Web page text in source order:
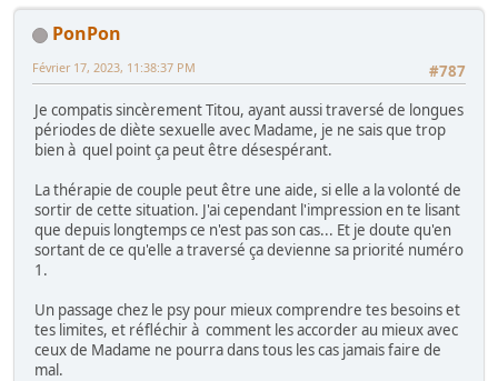
PonPon
#787
Février 17, 2023, 11:38:37 PM
Je compatis sincèrement Titou, ayant aussi traversé de longues
périodes de diète sexuelle avec Madame, je ne sais que trop
bien à quel point ça peut être désespérant.
La thérapie de couple peut être une aide, si elle a la volonté de
sortir de cette situation. J'ai cependant l'impression en te lisant
que depuis longtemps ce n'est pas son cas... Et je doute qu'en
sortant de ce qu'elle a traversé ça devienne sa priorité numéro
1.
Un passage chez le psy pour mieux comprendre tes besoins et
tes limites, et réfléchir à comment les accorder au mieux avec
ceux de Madame ne pourra dans tous les cas jamais faire de
mal.